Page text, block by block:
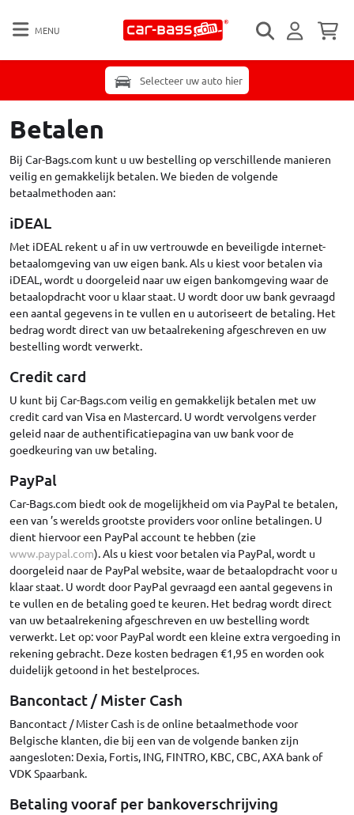
MENU
Selecteer uw auto hier
Betalen
Bij Car-Bags.com kunt u uw bestelling op verschillende manieren
veilig en gemakkelijk betalen. We bieden de volgende
betaalmethoden aan:
iDEAL
Met iDEAL rekent u af in uw vertrouwde en beveiligde internet-
betaalomgeving van uw eigen bank. Als u kiest voor betalen via
iDEAL, wordt u doorgeleid naar uw eigen bankomgeving waar de
betaalopdracht voor u klaar staat. U wordt door uw bank gevraagd
een aantal gegevens in te vullen en u autoriseert de betaling. Het
bedrag wordt direct van uw betaalrekening afgeschreven en uw
bestelling wordt verwerkt.
Credit card
U kunt bij Car-Bags.com veilig en gemakkelijk betalen met uw
credit card van Visa en Mastercard. U wordt vervolgens verder
geleid naar de authentificatiepagina van uw bank voor de
goedkeuring van uw betaling.
PayPal
Car-Bags.com biedt ook de mogelijkheid om via PayPal te betalen,
een van ’s werelds grootste providers voor online betalingen. U
dient hiervoor een PayPal account te hebben (zie
www.paypal.com). Als u kiest voor betalen via PayPal, wordt u
doorgeleid naar de PayPal website, waar de betaalopdracht voor u
klaar staat. U wordt door PayPal gevraagd een aantal gegevens in
te vullen en de betaling goed te keuren. Het bedrag wordt direct
van uw betaalrekening afgeschreven en uw bestelling wordt
verwerkt. Let op: voor PayPal wordt een kleine extra vergoeding in
rekening gebracht. Deze kosten bedragen €1,95 en worden ook
duidelijk getoond in het bestelproces.
Bancontact / Mister Cash
Bancontact / Mister Cash is de online betaalmethode voor
Belgische klanten, die bij een van de volgende banken zijn
aangesloten: Dexia, Fortis, ING, FINTRO, KBC, CBC, AXA bank of
VDK Spaarbank.
Betaling vooraf per bankoverschrijving